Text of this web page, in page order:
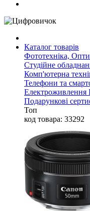
Каталог товарів
Фототехніка,
Студійне
Комп'ютерна
Телефони та
Електроживлення
Подарункові
Топ
код товара: 33292